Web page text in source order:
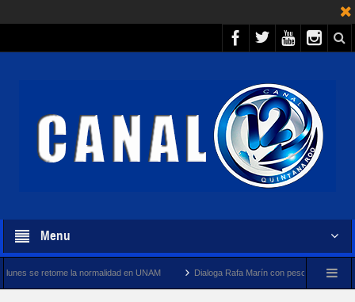
Menu
normalidad en UNAM Dialoga Rafa Marín con pescadores y cooperativistas